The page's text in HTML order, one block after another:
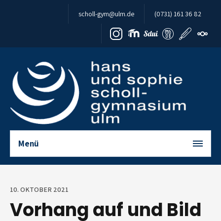
Zum Inhalt springen
scholl-gym@ulm.de (0731) 161 36 82
Menü
10. OKTOBER 2021
Vorhang auf und Bild